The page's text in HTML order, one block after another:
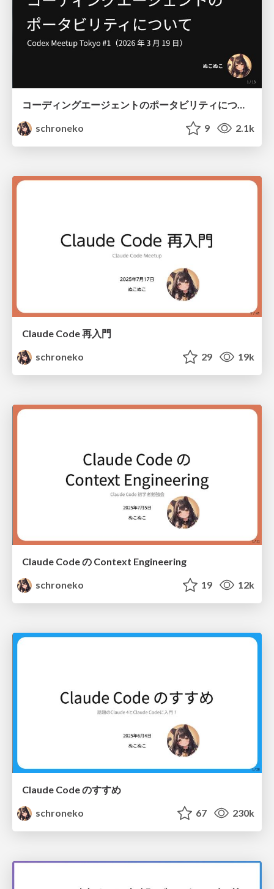
コーディングエージェントのポータビリティについて
schroneko
9 2.1k
Claude Code 再入門
schroneko
29 19k
Claude Code の Context Engineering
schroneko
19 12k
Claude Code のすすめ
schroneko
67 230k